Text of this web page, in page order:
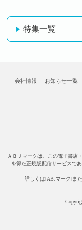
特集一覧
会社情報 お知らせ一覧
ＡＢＪマークは、この電子書店
を得た正規版配信サービスで
詳しくは[ABJマーク]ま